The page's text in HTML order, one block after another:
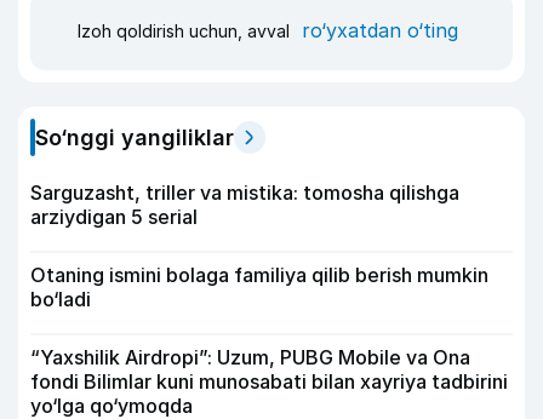
Izoh qoldirish uchun, avval ro‘yxatdan o‘ting
So‘nggi yangiliklar
Sarguzasht, triller va mistika: tomosha qilishga
arziydigan 5 serial
Otaning ismini bolaga familiya qilib berish mumkin
bo‘ladi
“Yaxshilik Airdropi”: Uzum, PUBG Mobile va Ona
fondi Bilimlar kuni munosabati bilan xayriya tadbirini
yo‘lga qo‘ymoqda